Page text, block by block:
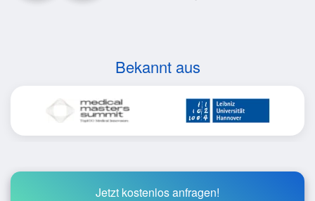
Bekannt aus
Jetzt kostenlos anfragen!